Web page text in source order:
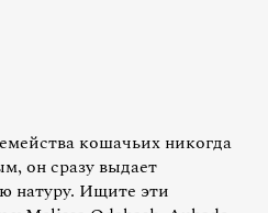
кошачьих никогда
он сразу выдает
натуру. Ищите эти